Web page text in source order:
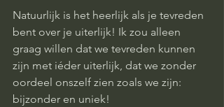
Natuurlijk is het heerlijk als je tevreden
bent over je uiterlijk! Ik zou alleen
graag willen dat we tevreden kunnen
zijn met iéder uiterlijk, dat we zonder
oordeel onszelf zien zoals we zijn:
bijzonder en uniek!